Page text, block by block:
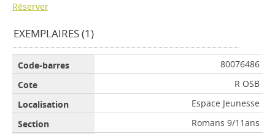
Réserver
EXEMPLAIRES (1)
80076486
R OSB
Espace Jeunesse
Romans 9/11ans